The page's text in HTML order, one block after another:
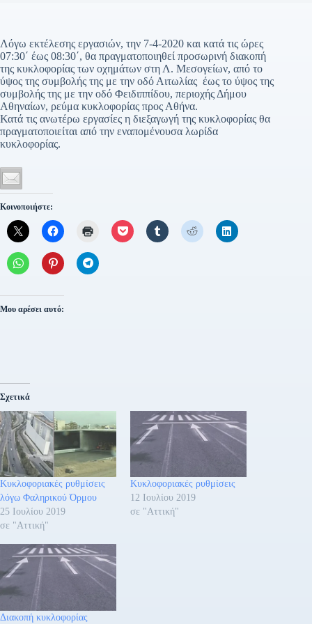
Λόγω εκτέλεσης εργασιών, την 7-4-2020 και κατά τις ώρες
07:30΄ έως 08:30΄, θα πραγματοποιηθεί προσωρινή διακοπή
της κυκλοφορίας των οχημάτων στη Λ. Μεσογείων, από το
ύψος της συμβολής της με την οδό Αιτωλίας έως το ύψος της
συμβολής της με την οδό Φειδιππίδου, περιοχής Δήμου
Αθηναίων, ρεύμα κυκλοφορίας προς Αθήνα.
Κατά τις ανωτέρω εργασίες η διεξαγωγή της κυκλοφορίας θα
πραγματοποιείται από την εναπομένουσα λωρίδα
κυκλοφορίας.
Κοινοποιήστε:
Μου αρέσει αυτό:
Σχετικά
Κυκλοφοριακές ρυθμίσεις
λόγω Φαληρικού Όρμου
25 Ιουλίου 2019
σε "Αττική"
Κυκλοφοριακές ρυθμίσεις
12 Ιουλίου 2019
σε "Αττική"
Διακοπή κυκλοφορίας